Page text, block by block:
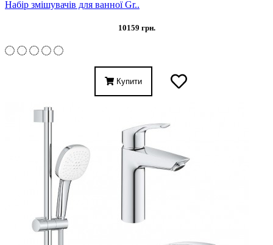
Набір змішувачів для ванної Gr..
10159 грн.
Купити